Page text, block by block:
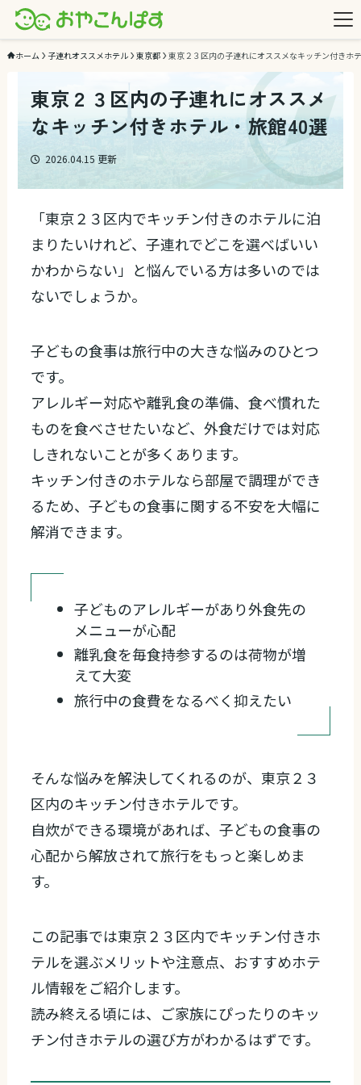
ホーム 子連れオススメホテル 東京都 東京２３区内の子連れにオススメなキッチン付きホ
東京２３区内の子連れにオススメ
なキッチン付きホテル・旅館40選
2026.04.15 更新
「東京２３区内でキッチン付きのホテルに泊
まりたいけれど、子連れでどこを選べばいい
かわからない」と悩んでいる方は多いのでは
ないでしょうか。
子どもの食事は旅行中の大きな悩みのひとつ
です。
アレルギー対応や離乳食の準備、食べ慣れた
ものを食べさせたいなど、外食だけでは対応
しきれないことが多くあります。
キッチン付きのホテルなら部屋で調理ができ
るため、子どもの食事に関する不安を大幅に
解消できます。
子どものアレルギーがあり外食先の
メニューが心配
離乳食を毎食持参するのは荷物が増
えて大変
旅行中の食費をなるべく抑えたい
そんな悩みを解決してくれるのが、東京２３
区内のキッチン付きホテルです。
自炊ができる環境があれば、子どもの食事の
心配から解放されて旅行をもっと楽しめま
す。
この記事では東京２３区内でキッチン付きホ
テルを選ぶメリットや注意点、おすすめホテ
ル情報をご紹介します。
読み終える頃には、ご家族にぴったりのキッ
チン付きホテルの選び方がわかるはずです。